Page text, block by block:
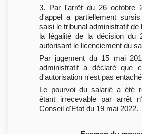
3. Par l'arrêt du 26 octobre
d'appel a partiellement
saisi le tribunal administratif de
la légalité de la décision du
autorisant le licenciement du
Par jugement du 15 mai
administratif a déclaré que
d'autorisation n'est pas
Le pourvoi du salarié a été
étant irrecevable par arrêt
Conseil d'Etat du 19 mai 2022.